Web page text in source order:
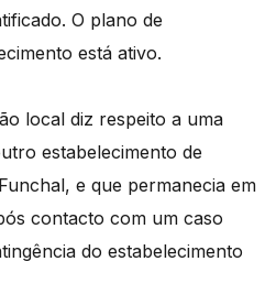
O plano de
está ativo.
local diz respeito a uma
estabelecimento de
e que permanecia em
contacto com um caso
do estabelecimento